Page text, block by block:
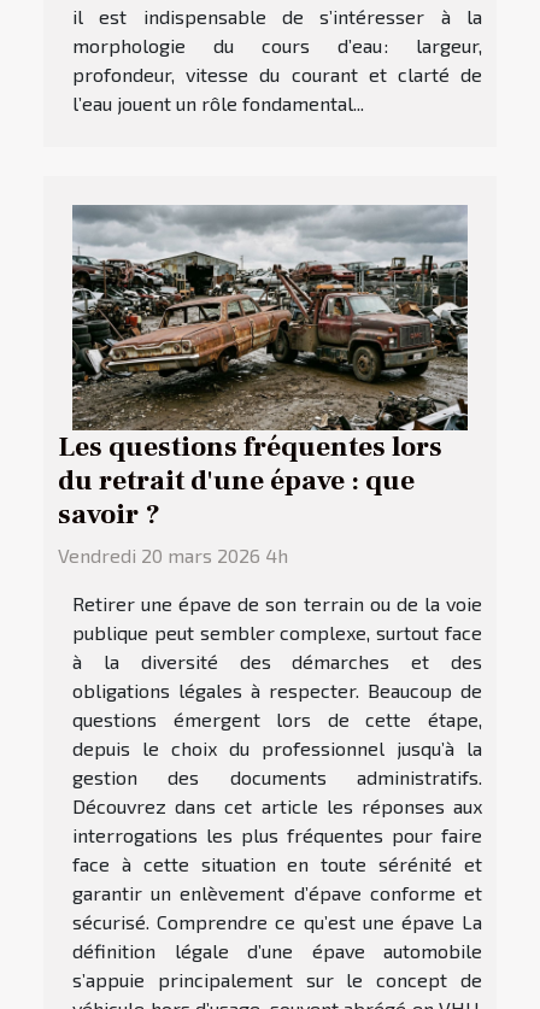
il est indispensable de s’intéresser à la
morphologie du cours d’eau : largeur,
profondeur, vitesse du courant et clarté de
l’eau jouent un rôle fondamental...
Les questions fréquentes lors
du retrait d'une épave : que
savoir ?
Vendredi 20 mars 2026 4h
Retirer une épave de son terrain ou de la voie
publique peut sembler complexe, surtout face
à la diversité des démarches et des
obligations légales à respecter. Beaucoup de
questions émergent lors de cette étape,
depuis le choix du professionnel jusqu’à la
gestion des documents administratifs.
Découvrez dans cet article les réponses aux
interrogations les plus fréquentes pour faire
face à cette situation en toute sérénité et
garantir un enlèvement d’épave conforme et
sécurisé. Comprendre ce qu’est une épave La
définition légale d’une épave automobile
s’appuie principalement sur le concept de